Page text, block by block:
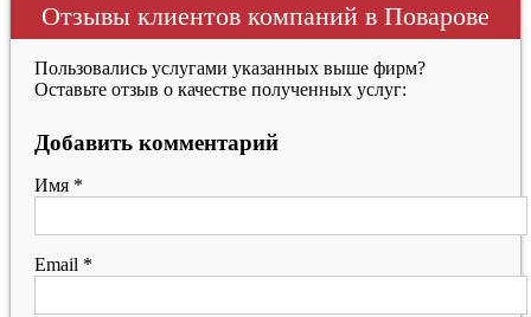
Отзывы клиентов компаний в Поварове
Пользовались услугами указанных выше фирм?
Оставьте отзыв о качестве полученных услуг:
Добавить комментарий
Имя *
Email *